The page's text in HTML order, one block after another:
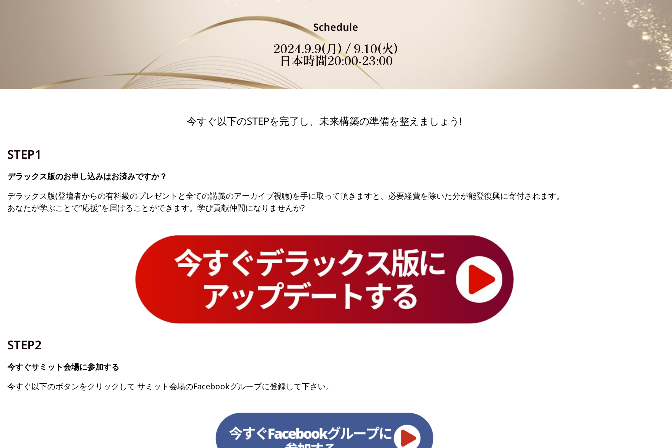
Schedule
2024.9.9(月) / 9.10(火)
日本時間20:00-23:00
今すぐ以下のSTEPを完了し、未来構築の準備を整えましょう!
STEP1
デラックス版のお申し込みはお済みですか？
デラックス版(登壇者からの有料級のプレゼントと全ての講義のアーカイブ視聴)を手に取って頂きますと、必要経費を除いた分が能登復興に寄付されます。
あなたが学ぶことで”応援”を届けることができます。学び貢献仲間になりませんか?
STEP2
今すぐサミット会場に参加する
今すぐ以下のボタンをクリックして サミット会場のFacebookグループに登録して下さい。